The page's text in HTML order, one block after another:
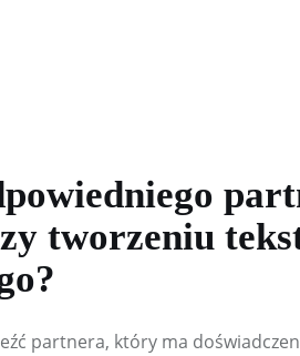
tworzeniu
partnera, który ma